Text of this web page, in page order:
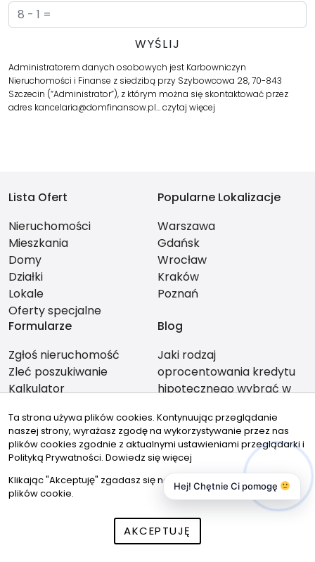
Administratorem danych osobowych jest Karbowniczyn
Nieruchomości i Finanse z siedzibą przy Szybowcowa 28, 70-843
Szczecin (“Administrator”), z którym można się skontaktować przez
adres kancelaria@domfinansow.pl…czytaj więcej
Lista Ofert
Nieruchomości
Mieszkania
Domy
Działki
Lokale
Oferty specjalne
Popularne Lokalizacje
Warszawa
Gdańsk
Wrocław
Kraków
Poznań
Formularze
Zgłoś nieruchomość
Zleć poszukiwanie
Kalkulator
Blog
Jaki rodzaj
oprocentowania kredytu
hipotecznego wybrać w
Rynek nieruchomości w
Szczecinie 2025: Co warto
wiedzieć przed kupnem i
sprzedażą?
Dlaczego warto korzystać
nieruchomości?
Ta strona używa plików cookies. Kontynuując przeglądanie
naszej strony, wyrażasz zgodę na wykorzystywanie przez nas
plików cookies zgodnie z aktualnymi ustawieniami przeglądarki i
Polityką Prywatności. Dowiedz się więcej
Klikając "Akceptuję" zgadasz się na wykorzystywanie przez nas
plików cookie.
AKCEPTUJĘ
Hej! Chętnie Ci pomogę